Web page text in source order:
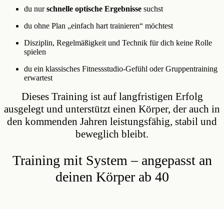
du nurschnelle optische Ergebnisse suchst
du ohne Plan „einfach hart trainieren“ möchtest
Disziplin, Regelmäßigkeit und Technik für dich keine Rolle
spielen
du ein klassisches Fitnessstudio-Gefühl oder Gruppentraining
erwartest
Dieses Training ist auf langfristigen Erfolg
ausgelegt und unterstützt einen Körper, der auch in
den kommenden Jahren leistungsfähig, stabil und
beweglich bleibt.
Training mit System – angepasst an
deinen Körper ab 40